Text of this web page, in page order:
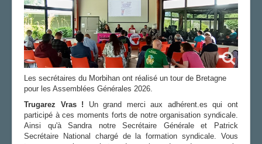
AGENDA
ADHÉRER
Les secrétaires du Morbihan ont réalisé un tour de Bretagne
pour les Assemblées Générales 2026.
Trugarez Vras ! Un grand merci aux adhérent.es qui ont
participé à ces moments forts de notre organisation syndicale.
Ainsi qu'à Sandra notre Secrétaire Générale et Patrick
Secrétaire National chargé de la formation syndicale. Vous